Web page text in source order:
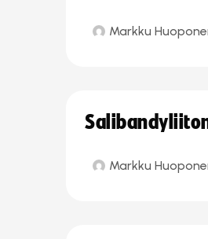
Markku
Markku